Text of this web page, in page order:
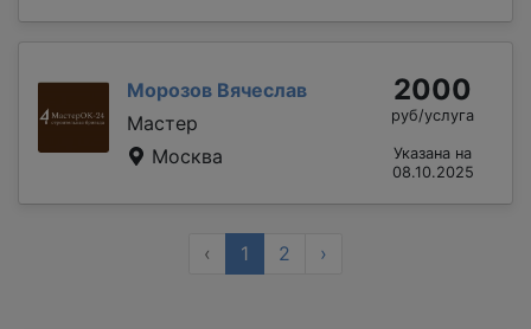
Морозов Вячеслав
Мастер
Москва
2000
руб/услуга
Указана на
08.10.2025
‹ 1 2 ›